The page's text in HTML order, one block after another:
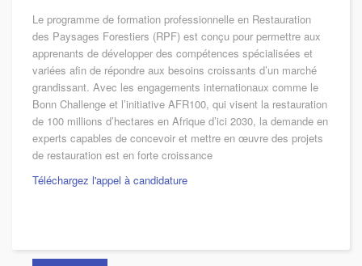
Le programme de formation professionnelle en Restauration
des Paysages Forestiers (RPF) est conçu pour permettre aux
apprenants de développer des compétences spécialisées et
variées afin de répondre aux besoins croissants d’un marché
grandissant. Avec les engagements internationaux comme le
Bonn Challenge et l’initiative AFR100, qui visent la restauration
de 100 millions d’hectares en Afrique d’ici 2030, la demande en
experts capables de concevoir et mettre en œuvre des projets
de restauration est en forte croissance
Téléchargez l'appel à candidature